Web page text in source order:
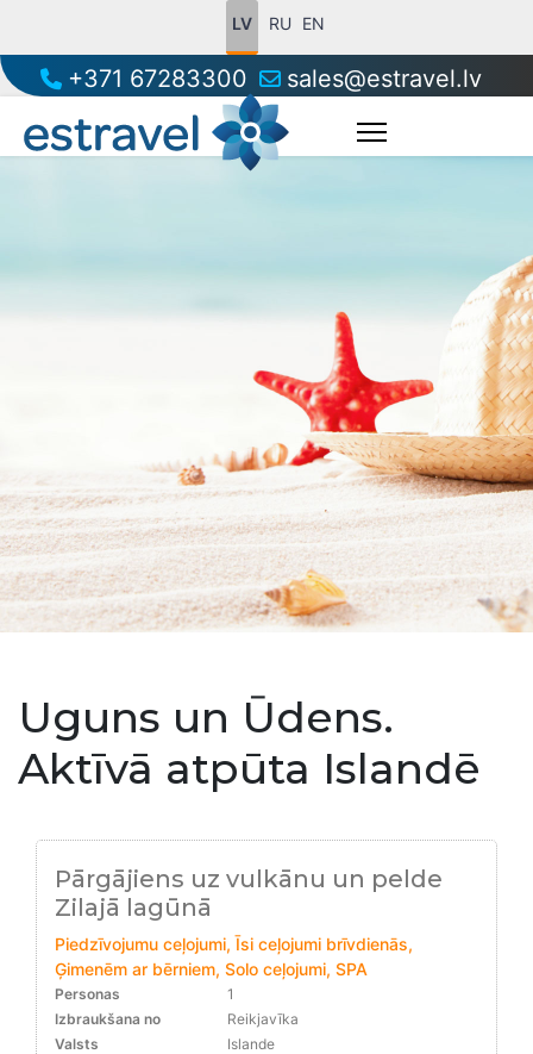
LV RU EN
+371 67283300 sales@estravel.lv
Uguns un Ūdens.
Aktīvā atpūta Islandē
Pārgājiens uz vulkānu un pelde
Zilajā lagūnā
Piedzīvojumu ceļojumi, Īsi ceļojumi brīvdienās,
Ģimenēm ar bērniem, Solo ceļojumi, SPA
Personas
1
Izbraukšana no
Reikjavīka
Valsts
Islande